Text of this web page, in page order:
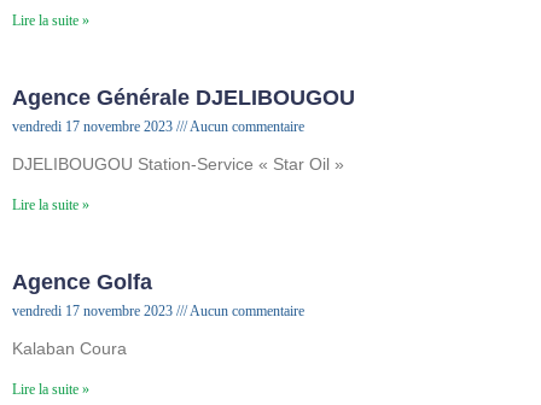
Lire la suite »
Agence Générale DJELIBOUGOU
vendredi 17 novembre 2023 Aucun commentaire
DJELIBOUGOU Station-Service « Star Oil »
Lire la suite »
Agence Golfa
vendredi 17 novembre 2023 Aucun commentaire
Kalaban Coura
Lire la suite »